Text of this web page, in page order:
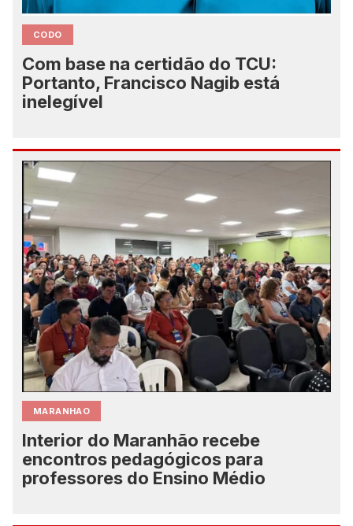
CODO
Com base na certidão do TCU:
Portanto, Francisco Nagib está
inelegível
MARANHAO
Interior do Maranhão recebe
encontros pedagógicos para
professores do Ensino Médio